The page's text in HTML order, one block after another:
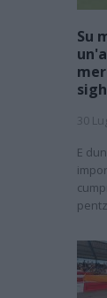
Su
30
E